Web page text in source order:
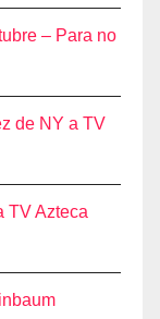
– Para no
de NY a TV
TV Azteca